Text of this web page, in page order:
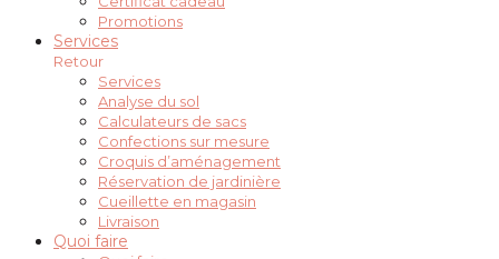
Promotions
Services
Retour
Services
Analyse du sol
Calculateurs de sacs
Confections sur mesure
Croquis d’aménagement
Réservation de jardinière
Cueillette en magasin
Livraison
Quoi faire